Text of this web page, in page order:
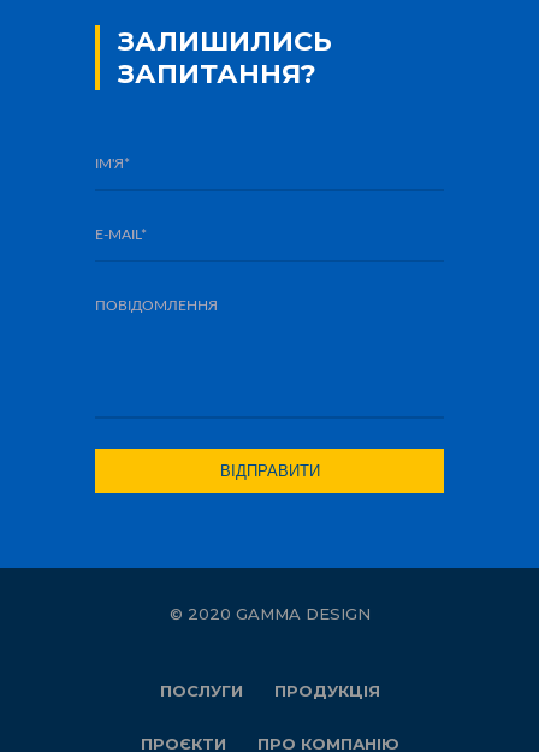
ЗАЛИШИЛИСЬ
ЗАПИТАННЯ?
© 2020 GAMMA DESIGN
ПОСЛУГИ ПРОДУКЦІЯ
ПРОЄКТИ ПРО КОМПАНІЮ